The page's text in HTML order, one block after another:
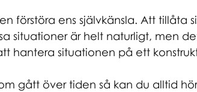
förstöra ens självkänsla. Att tillåta
situationer är helt naturligt, men
hantera situationen på ett
gått över tiden så kan du alltid